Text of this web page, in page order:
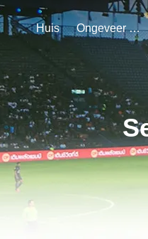
Huis Ongeveer Ons